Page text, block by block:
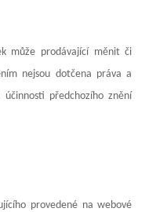
může prodávající měnit či
nejsou dotčena práva a
předchozího znění
provedené na webové